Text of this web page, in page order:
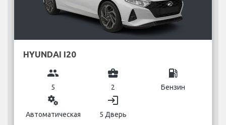
HYUNDAI I20
group
5
business_center
2
local_gas_station
Бензин
miscellaneous_services
Автоматическая
login
5 Дверь